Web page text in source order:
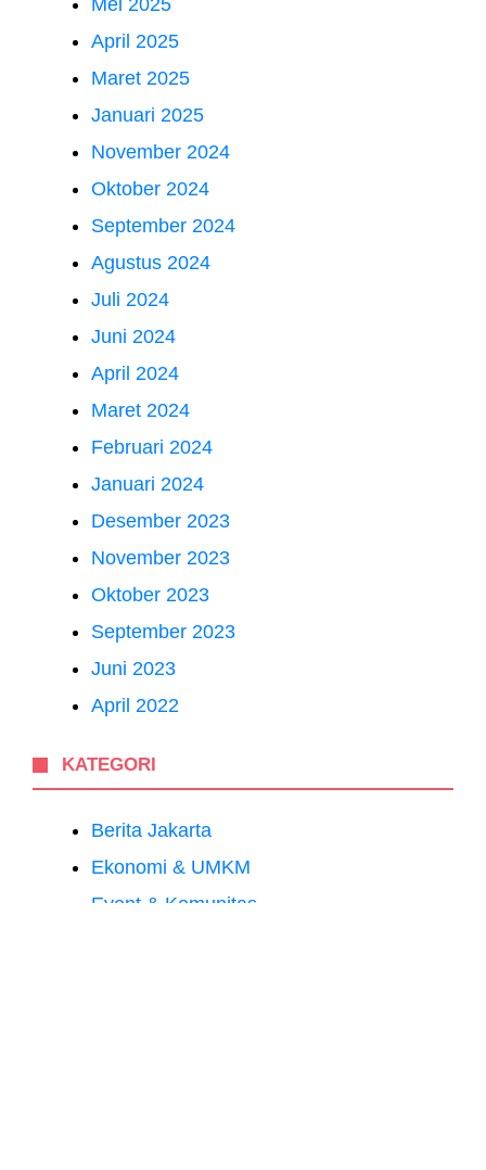
Mei 2025
April 2025
Maret 2025
Januari 2025
November 2024
Oktober 2024
September 2024
Agustus 2024
Juli 2024
Juni 2024
April 2024
Maret 2024
Februari 2024
Januari 2024
Desember 2023
November 2023
Oktober 2023
September 2023
Juni 2023
April 2022
KATEGORI
Berita Jakarta
Ekonomi & UMKM
Event & Komunitas